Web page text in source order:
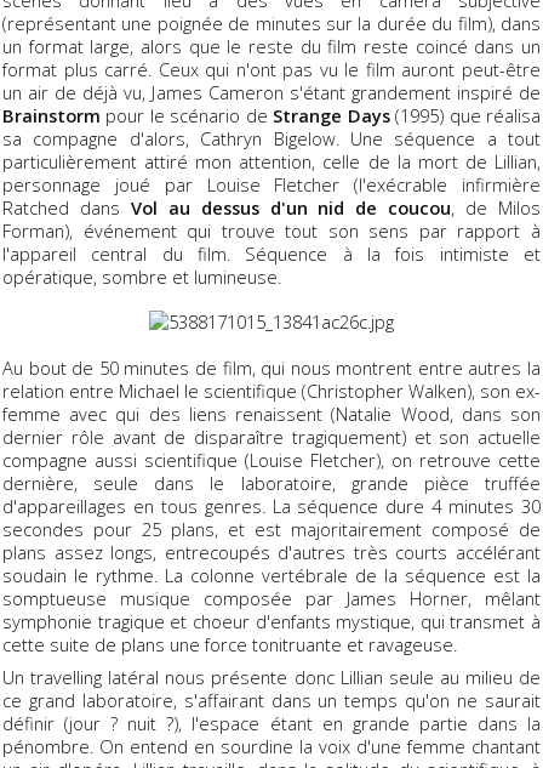
(représentant une poignée de minutes sur la durée du film), dans
un format large, alors que le reste du film reste coincé dans un
format plus carré. Ceux qui n'ont pas vu le film auront peut-être
un air de déjà vu, James Cameron s'étant grandement inspiré de
Brainstorm pour le scénario de Strange Days(1995) que réalisa
sa compagne d'alors, Cathryn Bigelow. Une séquence a tout
particulièrement attiré mon attention, celle de la mort de Lillian,
personnage joué par Louise Fletcher (l'exécrable infirmière
Ratched dans Vol au dessus d'un nid de coucou, de Milos
Forman), événement qui trouve tout son sens par rapport à
l'appareil central du film. Séquence à la fois intimiste et
opératique, sombre et lumineuse.
Au bout de 50 minutes de film, qui nous montrent entre autres la
relation entre Michael le scientifique (Christopher Walken), son ex-
femme avec qui des liens renaissent (Natalie Wood, dans son
dernier rôle avant de disparaître tragiquement) et son actuelle
compagne aussi scientifique (Louise Fletcher), on retrouve cette
dernière, seule dans le laboratoire, grande pièce truffée
d'appareillages en tous genres. La séquence dure 4 minutes 30
secondes pour 25 plans, et est majoritairement composé de
plans assez longs, entrecoupés d'autres très courts accélérant
soudain le rythme. La colonne vertébrale de la séquence est la
somptueuse musique composée par James Horner, mêlant
symphonie tragique et choeur d'enfants mystique, qui transmet à
cette suite de plans une force tonitruante et ravageuse.
Un travelling latéral nous présente donc Lillian seule au milieu de
ce grand laboratoire, s'affairant dans un temps qu'on ne saurait
définir (jour ? nuit ?), l'espace étant en grande partie dans la
pénombre. On entend en sourdine la voix d'une femme chantant